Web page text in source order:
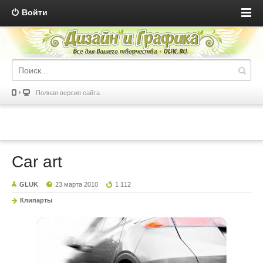
Войти
Полная версия сайта
Car art
GLUK 23 марта 2010 1 112
Клипарты